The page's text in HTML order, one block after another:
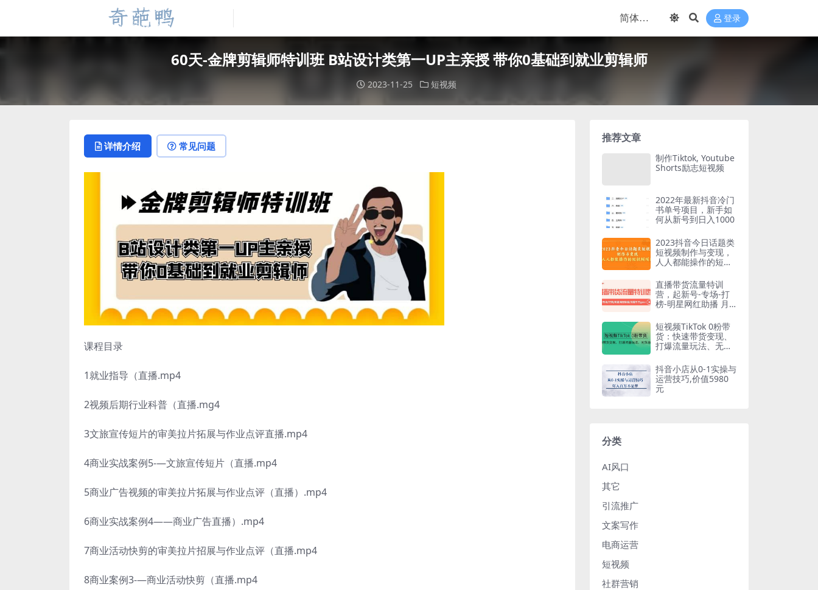
登录
60天-金牌剪辑师特训班 B站设计类第一UP主亲授 带你0基础到就业剪辑师
2023-11-25 短视频
详情介绍 常见问题
课程目录
1就业指导（直播.mp4
2视频后期行业科普（直播.mg4
3文旅宣传短片的审美拉片拓展与作业点评直播.mp4
4商业实战案例5-—文旅宣传短片（直播.mp4
5商业广告视频的审美拉片拓展与作业点评（直播）.mp4
6商业实战案例4——商业广告直播）.mp4
7商业活动快剪的审美拉片招展与作业点评（直播.mp4
8商业案例3-—商业活动快剪（直播.mp4
推荐文章
制作Tiktok, Youtube
Shorts励志短视频
2022年最新抖音冷门
书单号项目，新手如
何从新号到日入1000
2023抖音今日话题类
短视频制作与变现，
人人都能操作的短视
直播带货流量特训
营，起新号-专场-打
榜-明星网红助播 月
短视频TikTok 0粉带
货：快速带货变现、
打爆流量玩法、无货
抖音小店从0-1实操与
运营技巧,价值5980
元
分类
AI风口
其它
引流推广
文案写作
电商运营
短视频
社群营销